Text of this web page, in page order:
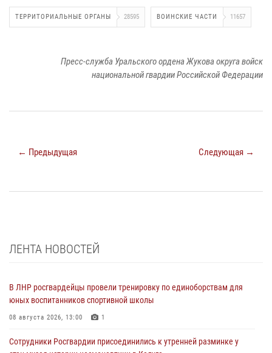
ТЕРРИТОРИАЛЬНЫЕ ОРГАНЫ 28595 ВОИНСКИЕ ЧАСТИ 11657
Пресс-служба Уральского ордена Жукова округа войск
национальной гвардии Российской Федерации
← Предыдущая Следующая →
ЛЕНТА НОВОСТЕЙ
В ЛНР росгвардейцы провели тренировку по единоборствам для
юных воспитанников спортивной школы
08 августа 2026, 13:00 1
Сотрудники Росгвардии присоединились к утренней разминке у